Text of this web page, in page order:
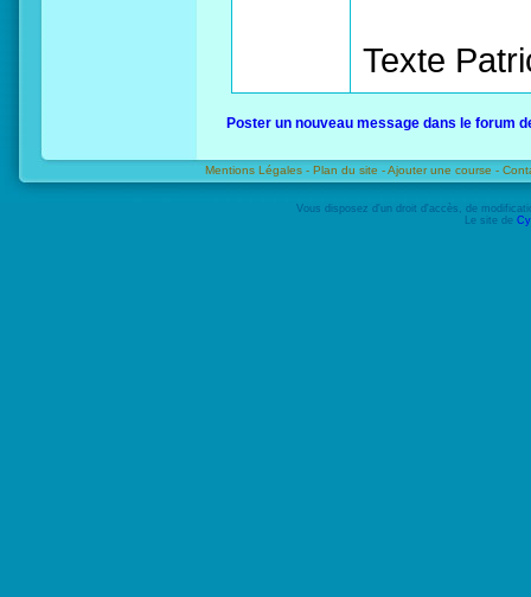
Texte
Poster un nouveau message dans le forum
Mentions Légales - Plan du site -Ajouter une course -
Vous disposez d'un droit d'accès, de
Le site de